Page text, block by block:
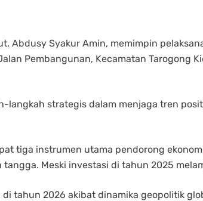
Abdusy Syakur Amin, memimpin
Pembangunan, Kecamatan Tarogong
langkah strategis dalam menjaga tren
tiga instrumen utama pendorong
Meski investasi di tahun 2025
tahun 2026 akibat dinamika geopolitik